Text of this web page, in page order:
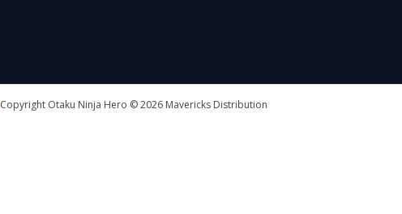
Copyright Otaku Ninja Hero © 2026 Mavericks Distribution